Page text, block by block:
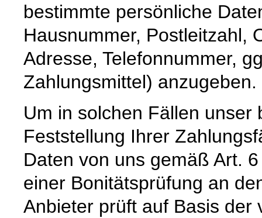
bestimmte persönliche
Hausnummer, Postleitzahl,
Adresse, Telefonnummer,
Zahlungsmittel) anzugeben.
Um in solchen Fällen
Feststellung Ihrer
Daten von uns gemäß Art.
einer Bonitätsprüfung an
Anbieter prüft auf Basis der